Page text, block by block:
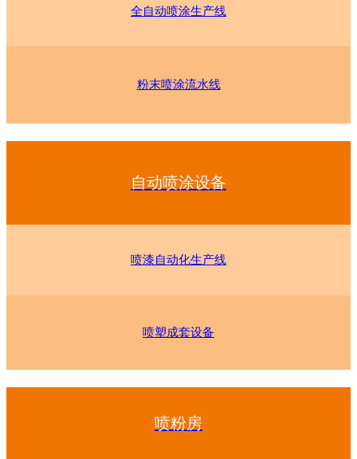
全自动喷涂生产线
粉末喷涂流水线
自动喷涂设备
喷漆自动化生产线
喷塑成套设备
喷粉房